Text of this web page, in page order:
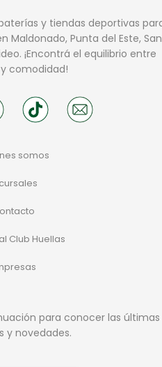
y tiendas deportivas
Maldonado, Punta del Este, San
¡Encontrá el equilibrio entre
comodidad!
somos
Club Huellas
para conocer las últimas
y novedades.